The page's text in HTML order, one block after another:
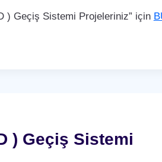
) Geçiş Sistemi Projeleriniz” için
) Geçiş Sistemi